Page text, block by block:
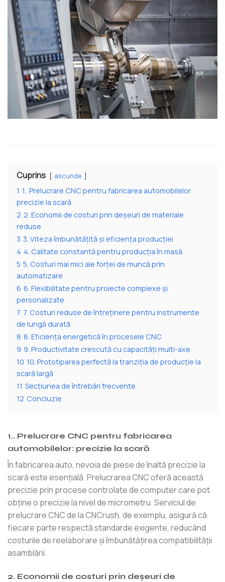
Cuprins ascunde
1 1.. Prelucrare CNC pentru fabricarea automobilelor:
precizie la scară
2 2. Economii de costuri prin deșeuri de materiale
reduse
3 3. Viteza îmbunătățită și eficiența producției
4 4. Calitate constantă pentru producția în masă
5 5. Costuri mai mici ale forței de muncă prin
automatizare
6 6. Flexibilitate pentru proiecte complexe și
personalizate
7 7. Costuri reduse de întreținere pentru instrumente
de lungă durată
8 8. Eficiența energetică în procesele CNC
9 9. Productivitate crescută cu capacități multi-axe
10 10. Prototiparea perfectă la tranziția de producție la
scară largă
11 Secțiunea de întrebări frecvente
12 Concluzie
1.. Prelucrare CNC pentru fabricarea
automobilelor: precizie la scară
În fabricarea auto, nevoia de piese de înaltă precizie la
scară este esențială. Prelucrarea CNC oferă această
precizie prin procese controlate de computer care pot
obține o precizie la nivel de micrometru. Serviciul de
prelucrare CNC de la CNCrush, de exemplu, asigură că
fiecare parte respectă standarde exigente, reducând
costurile de reelaborare și îmbunătățirea compatibilității
asamblării.
2. Economii de costuri prin deșeuri de